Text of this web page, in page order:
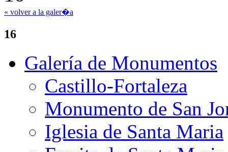
« volver a la galer�a
16
Galería de Monumentos
Castillo-Fortaleza
Monumento de San
Iglesia de Santa Maria